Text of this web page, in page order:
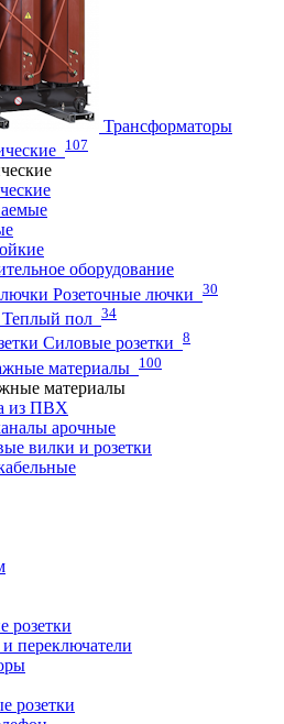
Трансформаторы
107
оборудование
Розеточные лючки 30
Теплый пол 34
Силовые розетки 8
материалы 100
материалы
из ПВХ
арочные
вилки и розетки
розетки
переключатели
розетки